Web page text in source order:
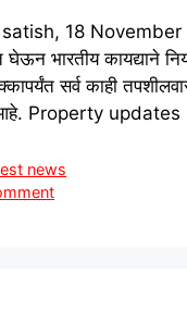
18 November
घेऊन भारतीय
सर्व काही
आहे. Property updates
news